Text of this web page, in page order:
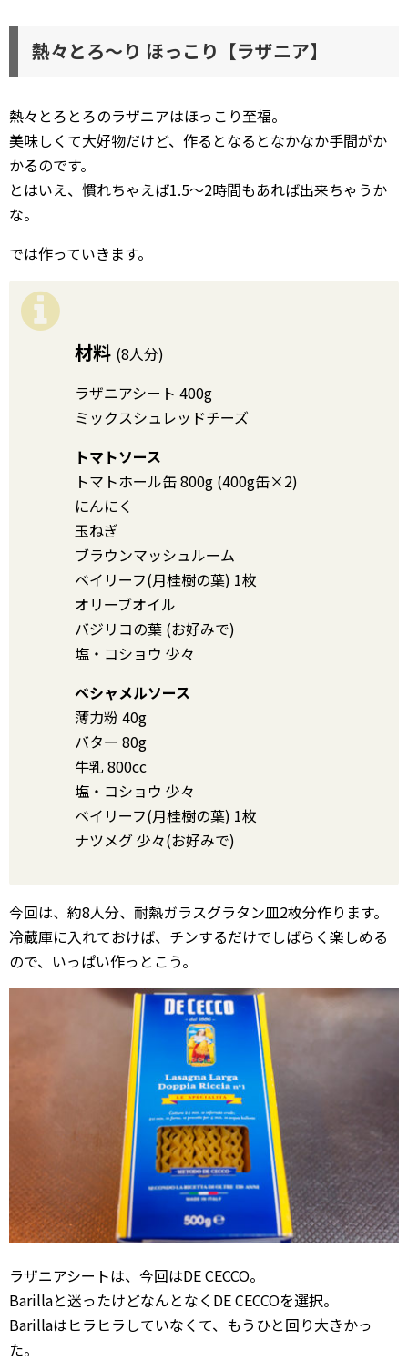
熱々とろ〜り ほっこり【ラザニア】
熱々とろとろのラザニアはほっこり至福。
美味しくて大好物だけど、作るとなるとなかなか手間がか
かるのです。
とはいえ、慣れちゃえば1.5〜2時間もあれば出来ちゃうか
な。
では作っていきます。
材料 (8人分)
ラザニアシート 400g
ミックスシュレッドチーズ
トマトソース
トマトホール缶 800g (400g缶×2)
にんにく
玉ねぎ
ブラウンマッシュルーム
ベイリーフ(月桂樹の葉) 1枚
オリーブオイル
バジリコの葉 (お好みで)
塩・コショウ 少々
ベシャメルソース
薄力粉 40g
バター 80g
牛乳 800cc
塩・コショウ 少々
ベイリーフ(月桂樹の葉) 1枚
ナツメグ 少々(お好みで)
今回は、約8人分、耐熱ガラスグラタン皿2枚分作ります。
冷蔵庫に入れておけば、チンするだけでしばらく楽しめる
ので、いっぱい作っとこう。
ラザニアシートは、今回はDE CECCO。
Barillaと迷ったけどなんとなくDE CECCOを選択。
Barillaはヒラヒラしていなくて、もうひと回り大きかっ
た。